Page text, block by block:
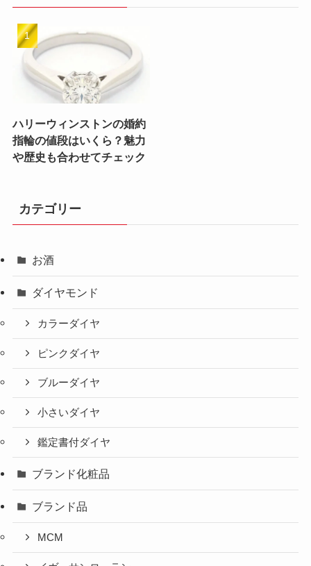
ハリーウィンストンの婚約
指輪の値段はいくら？魅力
や歴史も合わせてチェック
カテゴリー
お酒
ダイヤモンド
カラーダイヤ
ピンクダイヤ
ブルーダイヤ
小さいダイヤ
鑑定書付ダイヤ
ブランド化粧品
ブランド品
MCM